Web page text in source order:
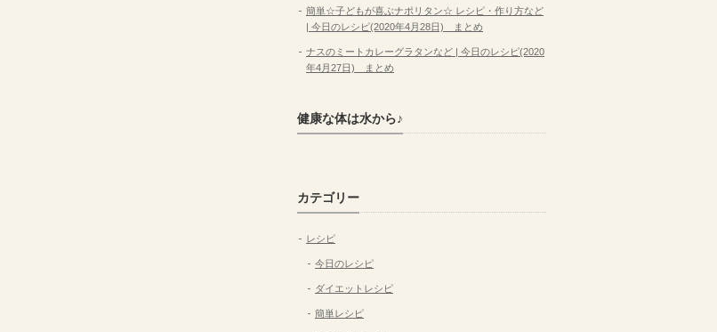
簡単☆子どもが喜ぶナポリタン☆ レシピ・作り方など
| 今日のレシピ(2020年4月28日) まとめ
ナスのミートカレーグラタンなど | 今日のレシピ(2020
年4月27日) まとめ
健康な体は水から♪
カテゴリー
レシピ
今日のレシピ
ダイエットレシピ
簡単レシピ